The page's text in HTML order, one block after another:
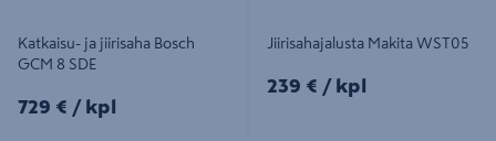
Katkaisu- ja jiirisaha Bosch
GCM 8 SDE
729€/kpl
729 € / kpl
Jiirisahajalusta Makita WST05
239€/kpl
239 € / kpl